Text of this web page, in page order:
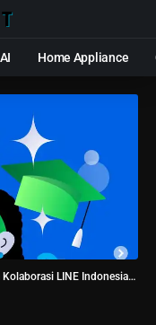
AI Home Appliance
Indonesia dan Schoters Ruangguru